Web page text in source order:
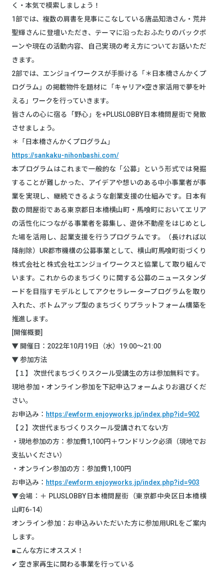
く・本気で模索しましょう！
1部では、複数の肩書を見事にこなしている唐品知浩さん・荒井
聖輝さんに登壇いただき、テーマに沿ったおふたりのバックボ
ーンや現在の活動内容、自己実現の考え方についてお話いただ
きます。
2部では、エンジョイワークスが手掛ける「＊日本橋さんかくプ
ログラム」の掲載物件を題材に「キャリア×空き家活用で夢を叶
える」ワークを行っていきます。
皆さんの心に宿る「野心」を+PLUSLOBBY日本橋問屋街で発散
させましょう。
＊「日本橋さんかくプログラム」
https://sankaku-nihonbashi.com/
本プログラムはこれまで一般的な「公募」という形式では発掘
することが難しかった、アイデアや想いのある中小事業者が事
業を実現し、継続できるような創業支援の仕組みです。日本有
数の問屋街である東京都日本橋横山町・馬喰町においてエリア
の活性化につながる事業者を募集し、遊休不動産をはじめとし
た場を活用し、起業支援を行うプログラムです。（長ければ以
降削除）UR都市機構の公募事業として、横山町馬喰町街づくり
株式会社と株式会社エンジョイワークスと協業して取り組んで
います。これからのまちづくりに関する公募のニュースタンダ
ードを目指すモデルとしてアクセラレータープログラムを取り
入れた、ボトムアップ型のまちづくりプラットフォーム構築を
推進します。
[開催概要]
▼ 開催日：2022年10月19日（水）19:00～21:00
▼ 参加方法
【１】 次世代まちづくりスクール受講生の方は参加無料です。
現地参加・オンライン参加を下記申込フォームよりお選びくだ
さい。
お申込み： https://ewform.enjoyworks.jp/index.php?id=902
【２】次世代まちづくりスクール受講されてない方
・現地参加の方：参加費1,100円＋ワンドリンク必須（現地でお
支払いください）
・オンライン参加の方：参加費1,100円
お申込み： https://ewform.enjoyworks.jp/index.php?id=903
▼会場：＋ PLUSLOBBY日本橋問屋街（東京都中央区日本橋横
山町6-14）
オンライン参加：お申込みいただいた方に参加用URLをご案内
します。
■こんな方にオススメ！
✔︎ 空き家再生に関わる事業を行っている